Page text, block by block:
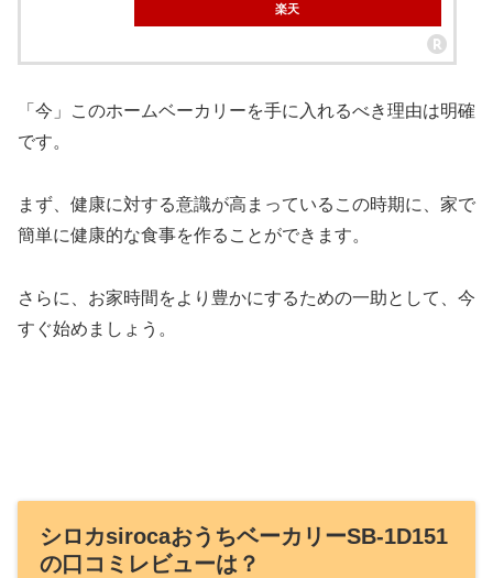
楽天
「今」このホームベーカリーを手に入れるべき理由は明確
です。
まず、健康に対する意識が高まっているこの時期に、家で
簡単に健康的な食事を作ることができます。
さらに、お家時間をより豊かにするための一助として、今
すぐ始めましょう。
シロカsirocaおうちベーカリーSB-1D151
の口コミレビューは？